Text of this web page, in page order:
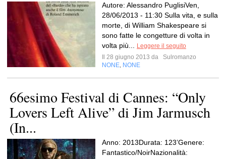
Autore: Alessandro PuglisiVen,
28/06/2013 - 11:30 Sulla vita, e sulla
morte, di William Shakespeare si
sono fatte le congetture di volta in
volta più...
Leggere il seguito
Il 28 giugno 2013 da
Sulromanzo
NONE NONE
66esimo Festival di Cannes: “Only
Lovers Left Alive” di Jim Jarmusch
(In...
Anno: 2013Durata: 123’Genere:
Fantastico/NoirNazionalità: